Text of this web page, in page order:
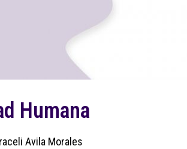
Humana
Avila Morales